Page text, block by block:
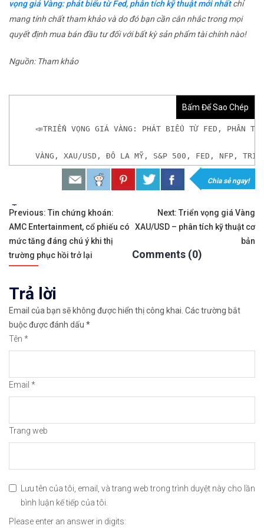
vọng giá Vàng: phát biểu từ Fed, phân tích kỹ thuật mới nhấtchỉ
mang tính chất tham khảo và do đó bạn cần cân nhắc trong mọi
quyết định mua bán đầu tư đối với bất kỳ sản phẩm tài chính nào!
Nguồn: Tham khảo
Bấm Để Sao Chép
📣TRIỂN VỌNG GIÁ VÀNG: PHÁT BIỂU TỪ FED, PHÂN
VÀNG, XAU/USD, ĐÔ LA MỸ, S&P 500, FED,
𝘟𝘦𝘮 𝘤𝘩𝘪 𝘵𝘪ế𝘵: https://chungkhoanforex.com/
✨🏆𝐆𝐢𝐚𝐨 𝐝ị𝐜𝐡 𝐕à𝐧𝐠 𝐯ớ𝐢 𝐂𝐡ê𝐧𝐡 𝐋ệ𝐜𝐡 𝐜ự𝐜 𝐭𝐡ấ𝐩, 𝐓𝐡𝐚𝐧𝐡
✅𝘔ở 𝘵à𝘪 𝘬𝘩𝘰ả𝘯 𝘵𝘳ê𝘯 𝘴à𝘯 𝘌𝘹𝘯𝘦𝘴𝘴 𝘜𝘺 𝘛í𝘯 𝘷à 𝘱𝘩ù
✅𝘔ở 𝘵à𝘪 𝘬𝘩𝘰ả𝘯 𝘵𝘳ê𝘯 𝘴à𝘯 𝘐𝘊𝘔𝘢𝘳𝘬𝘦𝘵𝘴 𝘯ổ𝘪 𝘵𝘪ế𝘯𝘨
🔗https://chungkhoanforex.com/trien-vong-gia-
😘Cảm ơn bạn đã xem thông tin😘🍀🤗Chúc bạn
Chia sẻ ngay!
Tags:
Điều
hướng
bài
viết
Previous: Tin chứng khoán:
AMC Entertainment, cổ phiếu có
mức tăng đáng chú ý khi thị
trường phục hồi trở lại
Next: Triển vọng giá Vàng
XAU/USD – phân tích kỹ thuật cơ
bản
Comments (0)
Trả lời
Email của bạn sẽ không được hiển thị công khai. Các trường bắt
buộc được đánh dấu *
Tên *
Email *
Trang web
Lưu tên của tôi, email, và trang web trong trình duyệt này cho lần
bình luận kế tiếp của tôi.
Please enter an answer in digits: